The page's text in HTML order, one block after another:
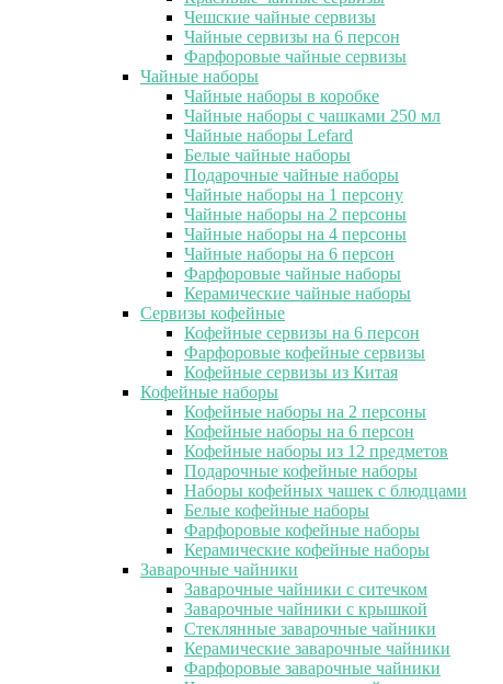
Чешские чайные сервизы
Чайные сервизы на 6 персон
Фарфоровые чайные сервизы
Чайные наборы
Чайные наборы в коробке
Чайные наборы с чашками 250 мл
Чайные наборы Lefard
Белые чайные наборы
Подарочные чайные наборы
Чайные наборы на 1 персону
Чайные наборы на 2 персоны
Чайные наборы на 4 персоны
Чайные наборы на 6 персон
Фарфоровые чайные наборы
Керамические чайные наборы
Сервизы кофейные
Кофейные сервизы на 6 персон
Фарфоровые кофейные сервизы
Кофейные сервизы из Китая
Кофейные наборы
Кофейные наборы на 2 персоны
Кофейные наборы на 6 персон
Кофейные наборы из 12 предметов
Подарочные кофейные наборы
Наборы кофейных чашек с блюдцами
Белые кофейные наборы
Фарфоровые кофейные наборы
Керамические кофейные наборы
Заварочные чайники
Заварочные чайники с ситечком
Заварочные чайники с крышкой
Стеклянные заварочные чайники
Керамические заварочные чайники
Фарфоровые заварочные чайники